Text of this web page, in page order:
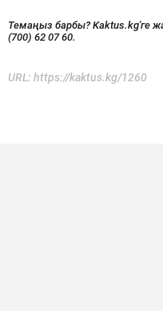
Темаңыз барбы? Kaktus.kg'ге
(700) 62 07 60.
URL: https://kaktus.kg/1260